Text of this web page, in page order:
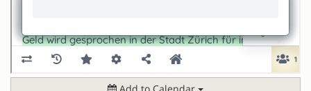
Add to Calendar